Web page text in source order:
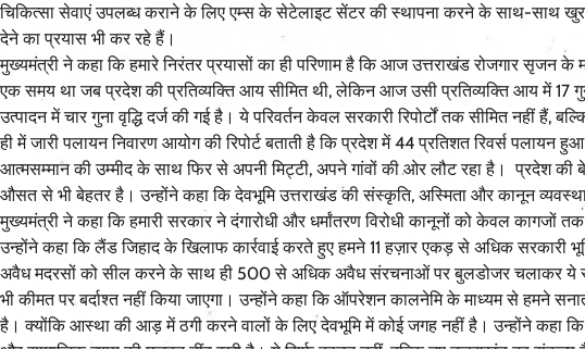
चिकित्सा सेवाएं उपलब्ध कराने के लिए एम्स के सेटेलाइट सेंटर की स्थापना करने के साथ-साथ
देने का प्रयास भी कर रहे हैं।
मुख्यमंत्री ने कहा कि हमारे निरंतर प्रयासों का ही परिणाम है कि आज उत्तराखंड रोजगार सृजन
एक समय था जब प्रदेश की प्रतिव्यक्ति आय सीमित थी, लेकिन आज उसी प्रतिव्यक्ति आय में 17
उत्पादन में चार गुना वृद्धि दर्ज की गई है। ये परिवर्तन केवल सरकारी रिपोर्टों तक सीमित नहीं
ही में जारी पलायन निवारण आयोग की रिपोर्ट बताती है कि प्रदेश में 44 प्रतिशत रिवर्स पलायन
आत्मसम्मान की उम्मीद के साथ फिर से अपनी मिट्टी, अपने गांवों की ओर लौट रहा है। प्रदेश की
औसत से भी बेहतर है। उन्होंने कहा कि देवभूमि उत्तराखंड की संस्कृति, अस्मिता और कानून व्यवस्था
मुख्यमंत्री ने कहा कि हमारी सरकार ने दंगारोधी और धर्मांतरण विरोधी कानूनों को केवल कागजों
उन्होंने कहा कि लैंड जिहाद के खिलाफ कार्रवाई करते हुए हमने 11 हज़ार एकड़ से अधिक
अवैध मदरसों को सील करने के साथ ही 500 से अधिक अवैध संरचनाओं पर बुलडोजर चलाकर ये
भी कीमत पर बर्दाश्त नहीं किया जाएगा। उन्होंने कहा कि ऑपरेशन कालनेमि के माध्यम से हमने
है। क्योंकि आस्था की आड़ में ठगी करने वालों के लिए देवभूमि में कोई जगह नहीं है। उन्होंने कहा